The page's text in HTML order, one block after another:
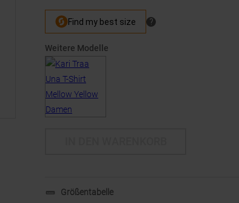
Weitere Modelle
Größentabelle